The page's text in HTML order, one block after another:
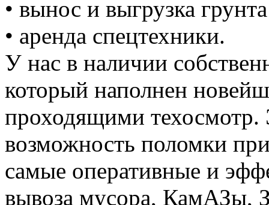
• вынос и выгрузка
• аренда спецтехники.
У нас в наличии
который наполнен
проходящими техосмотр.
возможность поломки
самые оперативные и
вывоза мусора,